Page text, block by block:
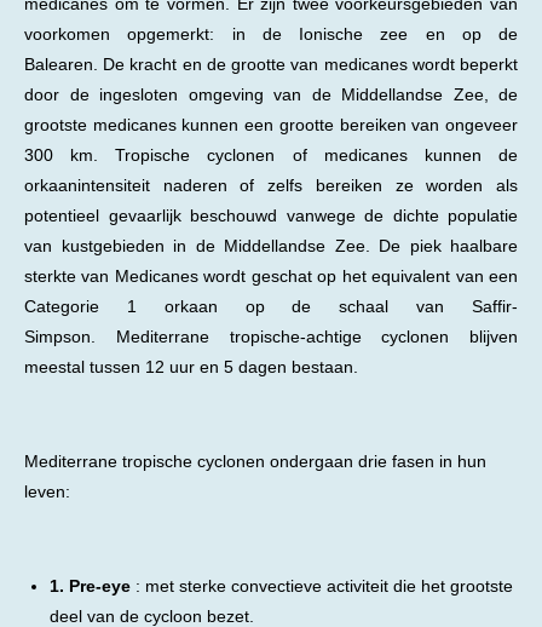
voorkomen opgemerkt: in de Ionische zee en op de
Balearen. De kracht en de grootte van medicanes wordt beperkt
door de ingesloten omgeving van de Middellandse Zee, de
grootste medicanes kunnen een grootte bereiken van ongeveer
300 km. Tropische cyclonen of medicanes kunnen de
orkaanintensiteit naderen of zelfs bereiken ze worden als
potentieel gevaarlijk beschouwd vanwege de dichte populatie
van kustgebieden in de Middellandse Zee. De piek haalbare
sterkte van Medicanes wordt geschat op het equivalent van een
Categorie 1 orkaan op de schaal van Saffir-
Simpson. Mediterrane tropische-achtige cyclonen blijven
meestal tussen 12 uur en 5 dagen bestaan.
Mediterrane tropische cyclonen ondergaan drie fasen in hun
leven:
1. Pre-eye : met sterke convectieve activiteit die het grootste
deel van de cycloon bezet.